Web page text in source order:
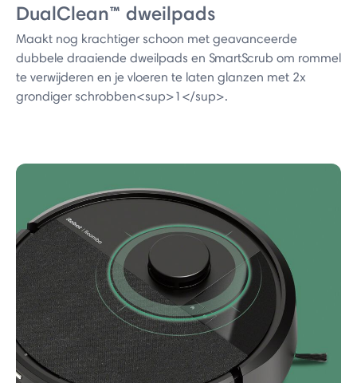
DualClean™ dweilpads
Maakt nog krachtiger schoon met geavanceerde
dubbele draaiende dweilpads en SmartScrub om rommel
te verwijderen en je vloeren te laten glanzen met 2x
grondiger schrobben<sup>1</sup>.